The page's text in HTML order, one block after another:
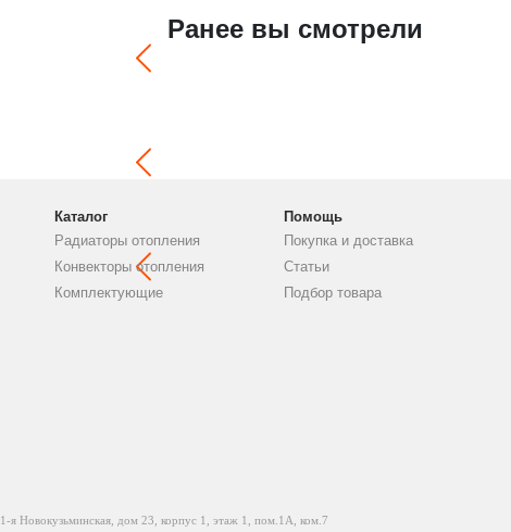
Ранее вы смотрели
Каталог
Радиаторы отопления
Конвекторы отопления
Комплектующие
Помощь
Покупка и доставка
Статьи
Подбор товара
я Новокузьминская, дом 23, корпус 1, этаж 1, пом.1А, ком.7